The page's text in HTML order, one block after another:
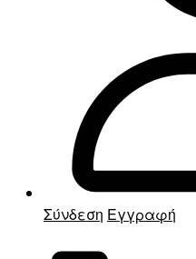
Σύνδεση Εγγραφή